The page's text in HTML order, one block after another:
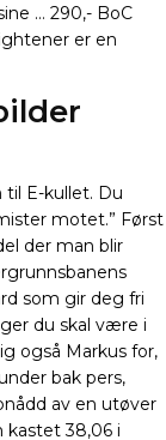
… 290,- BoC
er en
til E-kullet. Du
motet.” Først
der man blir
som gir deg fri
du skal være i
også Markus for,
bak pers,
av en utøver
kastet 38,06 i